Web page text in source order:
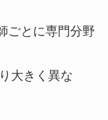
ごとに専門分野
大きく異な